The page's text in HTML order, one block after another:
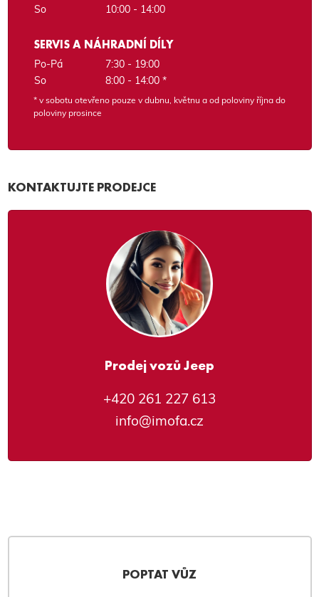
So
10:00 - 14:00
SERVIS A NÁHRADNÍ DÍLY
Po-Pá
7:30 - 19:00
So
8:00 - 14:00 *
* v sobotu otevřeno pouze v dubnu, květnu a od poloviny října do
poloviny prosince
KONTAKTUJTE PRODEJCE
Prodej vozů Jeep
+420 261 227 613
info@imofa.cz
POPTAT VŮZ